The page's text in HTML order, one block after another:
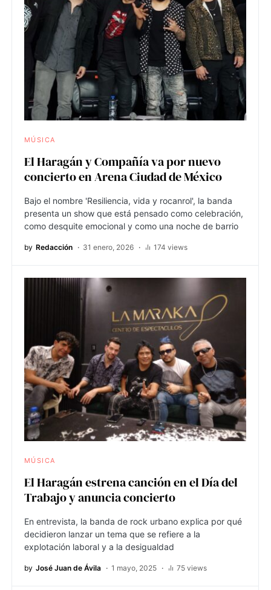
MÚSICA
El Haragán y Compañía va por nuevo
concierto en Arena Ciudad de México
Bajo el nombre 'Resiliencia, vida y rocanrol', la banda
presenta un show que está pensado como celebración,
como desquite emocional y como una noche de barrio
by Redacción 31 enero, 2026 174 views
MÚSICA
El Haragán estrena canción en el Día del
Trabajo y anuncia concierto
En entrevista, la banda de rock urbano explica por qué
decidieron lanzar un tema que se refiere a la
explotación laboral y a la desigualdad
by José Juan de Ávila 1 mayo, 2025 75 views